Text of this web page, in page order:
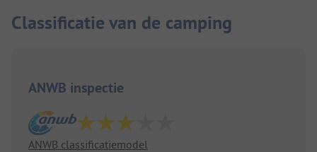
Classificatie van de camping
ANWB inspectie
ANWB classificatiemodel